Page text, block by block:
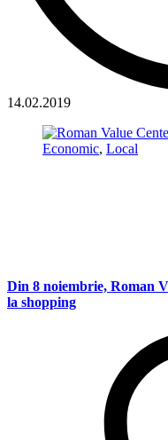
14.02.2019
Economic, Local
Din 8 noiembrie, Roman
la shopping